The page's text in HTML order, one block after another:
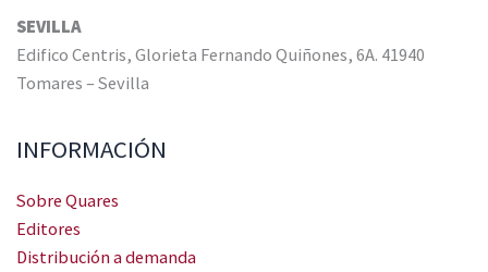
SEVILLA
Edifico Centris, Glorieta Fernando Quiñones, 6A. 41940
Tomares – Sevilla
INFORMACIÓN
Sobre Quares
Editores
Distribución a demanda